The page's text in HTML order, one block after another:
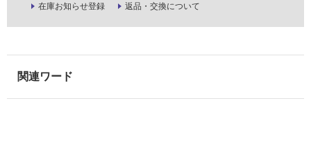
在庫お知らせ登録
返品・交換について
し
な